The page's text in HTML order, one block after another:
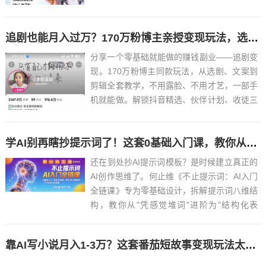
使用，做短剧再也不用去冲会...
追剧也能月入过万？170万粉博主亲授变现玩法，选剧文案剪辑一条龙，零基础也能做
分享一个零基础就能做的赚钱副业——追剧变
现。170万粉博主同款玩法，从选剧、文案到
剪辑全套教学，不用露脸、不用才艺，一部手
机就能做。解锁抖音精选、伙伴计划、收徒三
业。...
学AI别再瞎抄提示词了！这套0基础入门课，教你从底层逻辑玩转AI创作（附万字手册）
还在到处抄AI提示词模板？是时候建立真正的
AI创作思维了。何止维《不止提示词：AI入门
全链课》专为零基础设计，拆解提示词八维结
构，教你从"凭感觉堆词"进阶为"结构化表
板依赖，真...
靠AI写小说月入1-3万？这套番茄短故事变现玩法太香了，零基础也能做（附全套提示词）